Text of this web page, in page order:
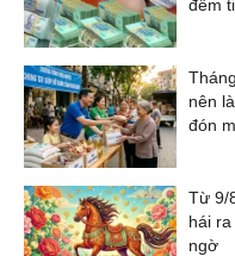
đếm
nên
đón
Từ 9/
hái
ngờ